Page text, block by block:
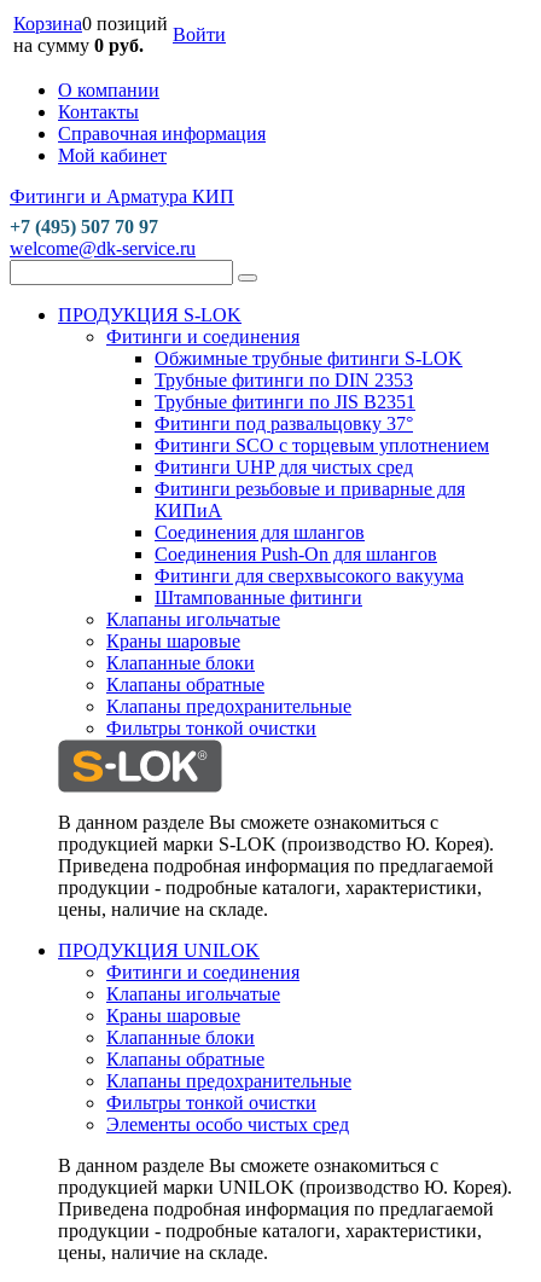
Корзина0 позиций
на сумму 0 руб.
Войти
О компании
Контакты
Справочная информация
Мой кабинет
Фитинги и Арматура КИП
+7 (495) 507 70 97
welcome@dk-service.ru
ПРОДУКЦИЯ S-LOK
Фитинги и соединения
Обжимные трубные фитинги S-LOK
Трубные фитинги по DIN 2353
Трубные фитинги по JIS B2351
Фитинги под развальцовку 37°
Фитинги SCO с торцевым уплотнением
Фитинги UHP для чистых сред
Фитинги резьбовые и приварные для
КИПиА
Соединения для шлангов
Соединения Push-On для шлангов
Фитинги для сверхвысокого вакуума
Штампованные фитинги
Клапаны игольчатые
Краны шаровые
Клапанные блоки
Клапаны обратные
Клапаны предохранительные
Фильтры тонкой очистки
В данном разделе Вы сможете ознакомиться с
продукцией марки S-LOK (производство Ю. Корея).
Приведена подробная информация по предлагаемой
продукции - подробные каталоги, характеристики,
цены, наличие на складе.
ПРОДУКЦИЯ UNILOK
Фитинги и соединения
Клапаны игольчатые
Краны шаровые
Клапанные блоки
Клапаны обратные
Клапаны предохранительные
Фильтры тонкой очистки
Элементы особо чистых сред
В данном разделе Вы сможете ознакомиться с
продукцией марки UNILOK (производство Ю. Корея).
Приведена подробная информация по предлагаемой
продукции - подробные каталоги, характеристики,
цены, наличие на складе.